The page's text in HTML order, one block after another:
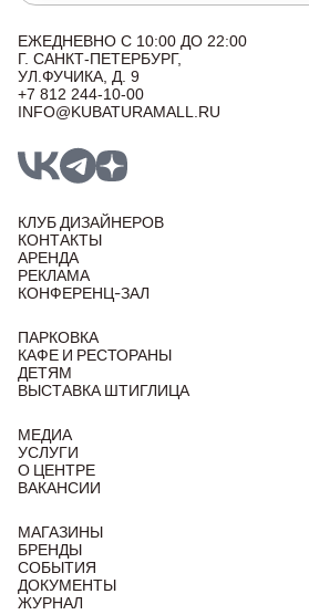
ЕЖЕДНЕВНО С 10:00 ДО 22:00
Г. САНКТ-ПЕТЕРБУРГ,
УЛ.ФУЧИКА, Д. 9
+7 812 244-10-00
INFO@KUBATURAMALL.RU
КЛУБ ДИЗАЙНЕРОВ
КОНТАКТЫ
АРЕНДА
РЕКЛАМА
КОНФЕРЕНЦ-ЗАЛ
ПАРКОВКА
КАФЕ И РЕСТОРАНЫ
ДЕТЯМ
ВЫСТАВКА ШТИГЛИЦА
МЕДИА
УСЛУГИ
О ЦЕНТРЕ
ВАКАНСИИ
МАГАЗИНЫ
БРЕНДЫ
СОБЫТИЯ
ДОКУМЕНТЫ
ЖУРНАЛ